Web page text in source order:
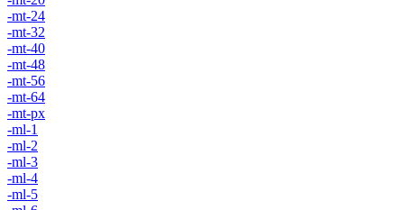
-mt-24
-mt-32
-mt-40
-mt-48
-mt-56
-mt-64
-mt-px
-ml-1
-ml-2
-ml-3
-ml-4
-ml-5